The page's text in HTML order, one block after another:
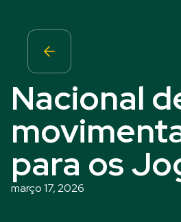
Nacional
para os
março 17, 2026